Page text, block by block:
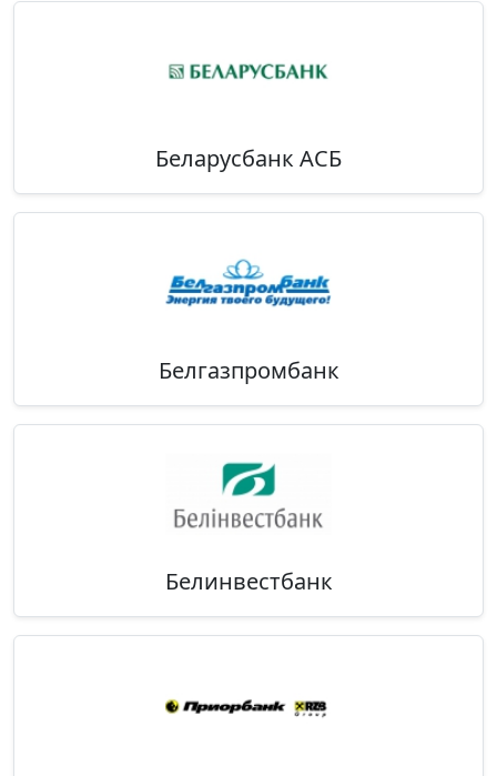
Беларусбанк АСБ
Белгазпромбанк
Белинвестбанк